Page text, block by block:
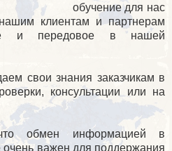
обучение для нас
клиентам и партнерам
и передовое в нашей
свои знания заказчикам в
консультации или на
обмен информацией в
важен для поддержания